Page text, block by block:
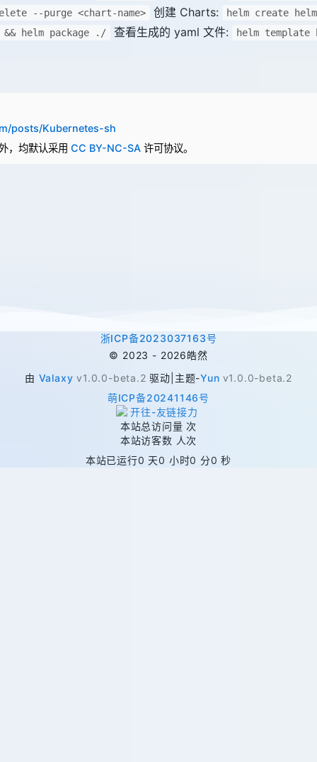
--purge <chart-name>
创建 Charts:
helm create
helm package ./
查看生成的 yaml 文件: helm template
posts/Kubernetes-sh
，均默认采用 CC BY-NC-SA 许可协议。
浙ICP备2023037163号
© 2023 - 2026皓然
由 Valaxy v1.0.0-beta.2 驱动 主题-Yun v1.0.0-beta.2
萌ICP备20241146号
本站总访问量 次
本站访客数 人次
本站已运行0 天0 小时0 分0 秒